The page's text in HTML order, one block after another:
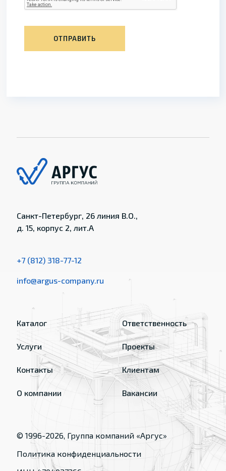
ОТПРАВИТЬ
Санкт-Петербург, 26 линия В.О.,
д. 15, корпус 2, лит.А
+7 (812) 318-77-12
info@argus-company.ru
Каталог
Услуги
Контакты
О компании
Ответственность
Проекты
Клиентам
Вакансии
© 1996-2026, Группа компаний «Аргус»
Политика конфиденциальности